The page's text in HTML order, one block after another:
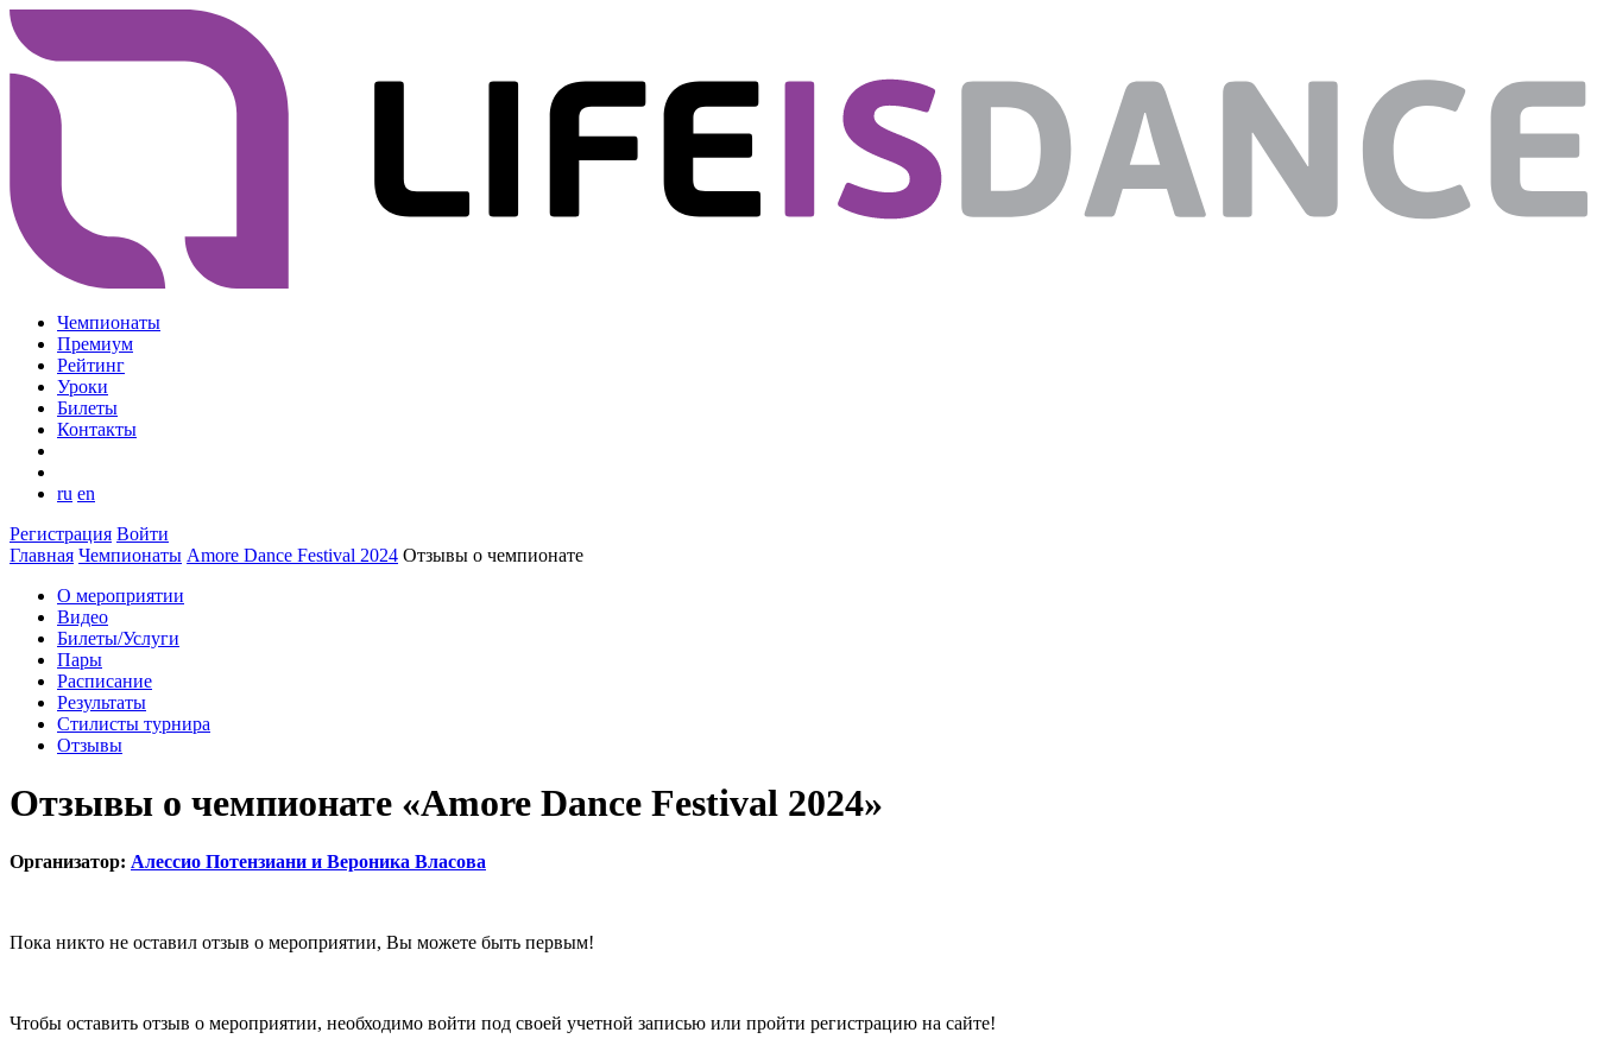
Чемпионаты
Премиум
Рейтинг
Уроки
Билеты
Контакты
ru en
Регистрация Войти
Главная Чемпионаты Amore Dance Festival 2024 Отзывы о чемпионате
О мероприятии
Видео
Билеты/Услуги
Пары
Расписание
Результаты
Стилисты турнира
Отзывы
Отзывы о чемпионате «Amore Dance Festival 2024»
Организатор: Алессио Потензиани и Вероника Власова
Пока никто не оставил отзыв о мероприятии, Вы можете быть первым!
Чтобы оставить отзыв о мероприятии, необходимо войти под своей учетной записью или пройти регистрацию на сайте!